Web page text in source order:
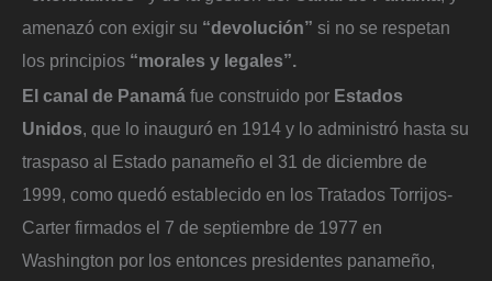
amenazó con exigir su “devolución” si no se respetan
los principios “morales y legales”.
El canal de Panamá fue construido por Estados
Unidos, que lo inauguró en 1914 y lo administró hasta su
traspaso al Estado panameño el 31 de diciembre de
1999, como quedó establecido en los Tratados Torrijos-
Carter firmados el 7 de septiembre de 1977 en
Washington por los entonces presidentes panameño,